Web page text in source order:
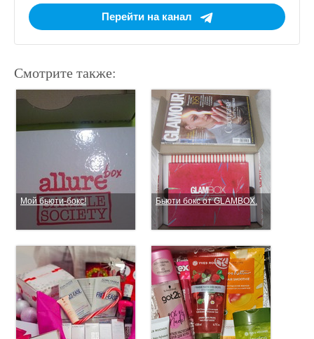
Перейти на канал
Смотрите также:
Мой бьюти-бокс! Бьюти бокс от GLAMBOX.